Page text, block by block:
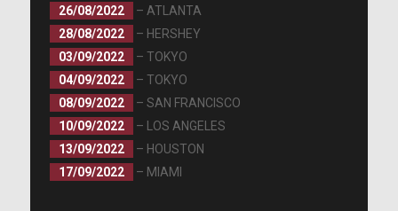
26/08/2022
– ATLANTA
28/08/2022
– HERSHEY
03/09/2022
– TOKYO
04/09/2022
– TOKYO
08/09/2022
– SAN FRANCISCO
10/09/2022
– LOS ANGELES
13/09/2022
– HOUSTON
17/09/2022
– MIAMI